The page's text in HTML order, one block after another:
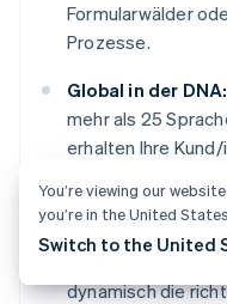
Formularwälder
Prozesse.
Global in der DNA:
mehr als 25
erhalten Ihre
Entscheiden Sie,
Sie anbieten
dynamisch die
You’re viewing our
you’re in the United States.
Switch to the United